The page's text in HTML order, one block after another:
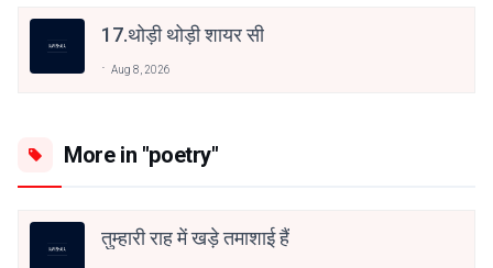
17.थोड़ी थोड़ी शायर सी
Aug 8, 2026
More in "poetry"
तुम्हारी राह में खड़े तमाशाई हैं